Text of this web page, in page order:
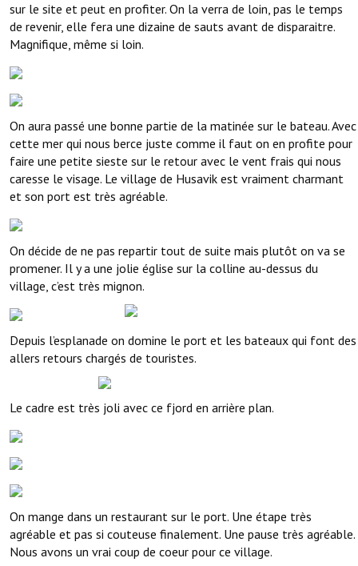
sur le site et peut en profiter. On la verra de loin, pas le temps
de revenir, elle fera une dizaine de sauts avant de disparaitre.
Magnifique, même si loin.
On aura passé une bonne partie de la matinée sur le bateau. Avec
cette mer qui nous berce juste comme il faut on en profite pour
faire une petite sieste sur le retour avec le vent frais qui nous
caresse le visage. Le village de Husavik est vraiment charmant
et son port est très agréable.
On décide de ne pas repartir tout de suite mais plutôt on va se
promener. Il y a une jolie église sur la colline au-dessus du
village, c’est très mignon.
Depuis l’esplanade on domine le port et les bateaux qui font des
allers retours chargés de touristes.
Le cadre est très joli avec ce fjord en arrière plan.
On mange dans un restaurant sur le port. Une étape très
agréable et pas si couteuse finalement. Une pause très agréable.
Nous avons un vrai coup de coeur pour ce village.